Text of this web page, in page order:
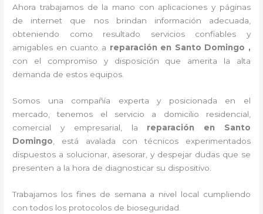
Ahora trabajamos de la mano con aplicaciones y páginas
de internet que nos brindan información adecuada,
obteniendo como resultado servicios confiables y
amigables en cuanto a reparación en Santo Domingo ,
con el compromiso y disposición que amerita la alta
demanda de estos equipos.
Somos una compañía experta y posicionada en el
mercado, tenemos el servicio a domicilio residencial,
comercial y empresarial, la reparación en Santo
Domingo , está avalada con técnicos experimentados
dispuestos a solucionar, asesorar, y despejar dudas que se
presenten a la hora de diagnosticar su dispositivo.
Trabajamos los fines de semana a nivel local cumpliendo
con todos los protocolos de bioseguridad.